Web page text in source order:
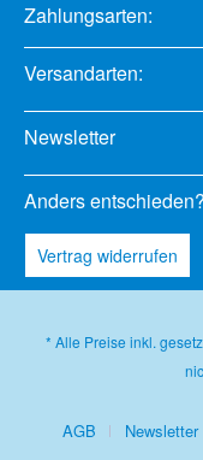
Zahlungsarten:
Versandarten:
Newsletter
Anders entschieden?
Vertrag widerrufen
* Alle Preise inkl.
AGB Newsletter